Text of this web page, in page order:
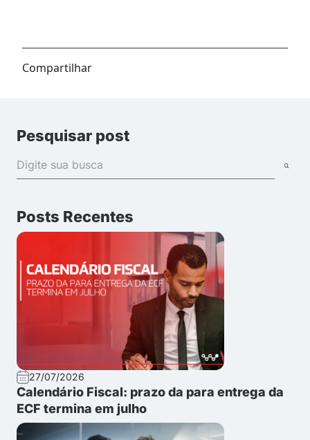
Compartilhar
Pesquisar post
Posts Recentes
27/07/2026
Calendário Fiscal: prazo da para entrega da
ECF termina em julho